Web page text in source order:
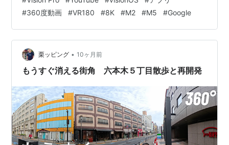
ツ：360度／VR180までが前面に アカウント機能：見る
だけじゃなく“続き”が残る 8KはM5のみ：チップ差で“上
限”が変わる Junoの不在が残したもの：待たされた分だ
け、期待値が上がる 注目したいポイント：YouTubeが来
ても、…
#360度動画 #VR180 #8K #M2 #M5 #Google
栗ッピング • 10ヶ月前
もうすぐ消える街角 六本木５丁目散歩と再開発